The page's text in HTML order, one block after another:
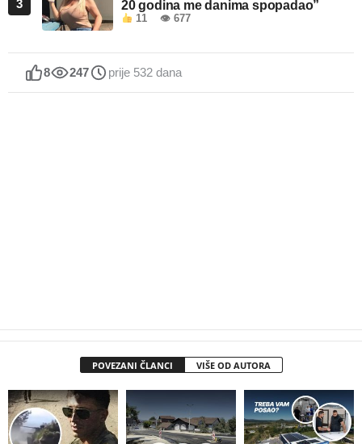
3
20 godina me danima spopadao”
11 👁 677
8 247 prije 532 dana
POVEZANI ČLANCI VIŠE OD AUTORA